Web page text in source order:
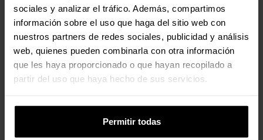
sociales y analizar el tráfico. Además, compartimos
información sobre el uso que haga del sitio web con
nuestros partners de redes sociales, publicidad y análisis
web, quienes pueden combinarla con otra información
que les haya proporcionado o que hayan recopilado a
partir del uso que haya hecho de sus servicios.
Permitir todas
Empaquetado
Ancho del paquete 136 mm
Profundidad del paquete 27 mm
92 g